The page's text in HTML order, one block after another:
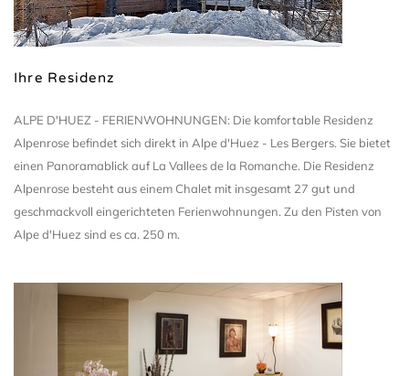
Nuts
Ihre Residenz
ALPE D'HUEZ - FERIENWOHNUNGEN: Die komfortable Residenz
Alpenrose befindet sich direkt in Alpe d'Huez - Les Bergers. Sie bietet
einen Panoramablick auf La Vallees de la Romanche. Die Residenz
Alpenrose besteht aus einem Chalet mit insgesamt 27 gut und
geschmackvoll eingerichteten Ferienwohnungen. Zu den Pisten von
Alpe d'Huez sind es ca. 250 m.